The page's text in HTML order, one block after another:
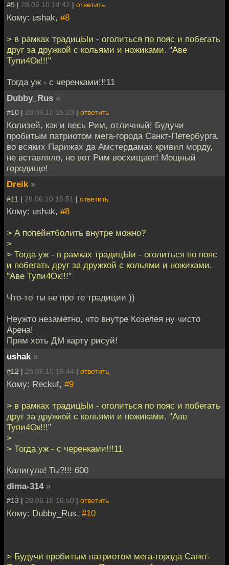
#9 | 28.06.10 14:42 | ответить
Кому: ushak, #8
> в рамках традицЫи - оголиться по пояс и побегать
друг за дружкой с кольями и ножиками. "Аве
Тупи4Ок!!!"
Тогда уж - с черенками!!!11
Dubby_Rus »
#10 | 28.06.10 15:23 | ответить
Колизей, как и весь Рим, отличный! Будучи
пробитым патриотом мега-города Санкт-Петербурга,
во всяких Парижах да Амстердамах кривил морду,
не вставляло, но вот Рим восхищает! Мощный
городище!
Dreik »
#11 | 28.06.10 15:51 | ответить
Кому: ushak, #8
> А попейнтболить внутре можно?
>
> Тогда уж - в рамках традицЫи - оголиться по пояс
и побегать друг за дружкой с кольями и ножиками.
"Аве Тупи4Ок!!!"
Что-то ты не про те традиции ))
Неужто незаметно, что внутре Козелея ну чисто
Арена!
Прям хоть ДМ карту рисуй!
ushak »
#12 | 28.06.10 16:44 | ответить
Кому: Reckuf, #9
> в рамках традицЫи - оголиться по пояс и побегать
друг за дружкой с кольями и ножиками. "Аве
Тупи4Ок!!!"
>
> Тогда уж - с черенками!!!11
Калигула! Ты?!!! 600
dima-314 »
#13 | 28.06.10 16:50 | ответить
Кому: Dubby_Rus, #10
> Будучи пробитым патриотом мега-города Санкт-